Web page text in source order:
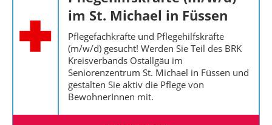
im St. Michael in Füssen
Pflegefachkräfte und Pflegehilfskräfte
(m/w/d) gesucht! Werden Sie Teil des BRK
Kreisverbands Ostallgäu im
Seniorenzentrum St. Michael in Füssen und
gestalten Sie aktiv die Pflege von
BewohnerInnen mit.